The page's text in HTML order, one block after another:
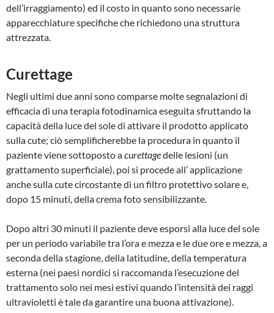
dell’irraggiamento) ed il costo in quanto sono necessarie
apparecchiature specifiche che richiedono una struttura
attrezzata.
Curettage
Negli ultimi due anni sono comparse molte segnalazioni di
efficacia di una terapia fotodinamica eseguita sfruttando la
capacità della luce del sole di attivare il prodotto applicato
sulla cute; ciò semplificherebbe la procedura in quanto il
paziente viene sottoposto acurettagedelle lesioni (un
grattamento superficiale), poi si procede all’ applicazione
anche sulla cute circostante di un filtro protettivo solare e,
dopo 15 minuti, della crema foto sensibilizzante.
Dopo altri 30 minuti il paziente deve esporsi alla luce del sole
per un periodo variabile tra l’ora e mezza e le due ore e mezza, a
seconda della stagione, della latitudine, della temperatura
esterna (nei paesi nordici si raccomanda l’esecuzione del
trattamento solo nei mesi estivi quando l’intensità dei raggi
ultravioletti è tale da garantire una buona attivazione).